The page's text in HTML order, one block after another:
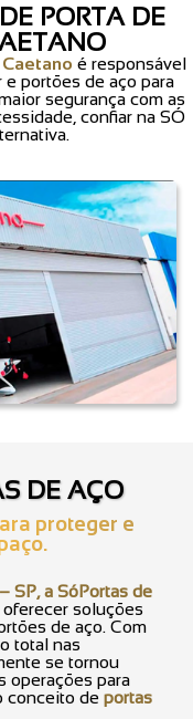
PORTA DE
é responsável
portões de aço para
segurança com as
confiar na SÓ
DE AÇO
proteger e
SP, a SóPortas de
soluções
de aço. Com
total nas
se tornou
operações para
conceito de portas